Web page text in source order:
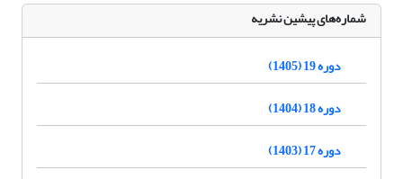
شماره‌های پیشین نشریه
دوره 19 (1405)
دوره 18 (1404)
دوره 17 (1403)